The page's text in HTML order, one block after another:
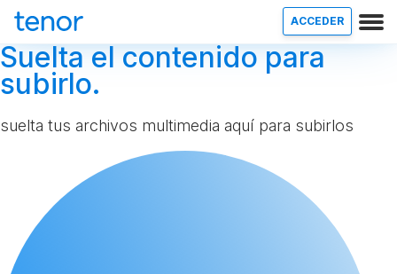
ACCEDER
Suelta el contenido para
subirlo.
suelta tus archivos multimedia aquí para subirlos